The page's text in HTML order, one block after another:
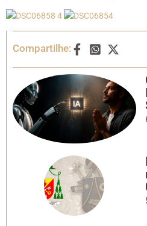
Compartilhe: